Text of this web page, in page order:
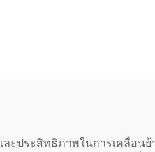
ะประสิทธิภาพในการเคลื่อนย้